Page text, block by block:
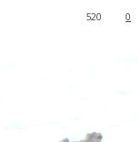
0
520